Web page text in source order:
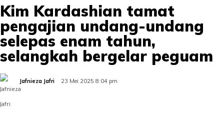
Kim Kardashian tamat
pengajian undang-undang
selepas enam tahun,
selangkah bergelar peguam
Jafnieza Jafri 23 Mei 2025 8:04 pm